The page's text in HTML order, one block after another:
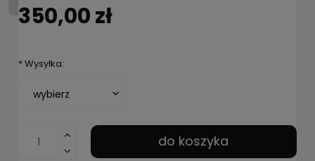
350,00 zł
*Wysyłka:
do koszyka